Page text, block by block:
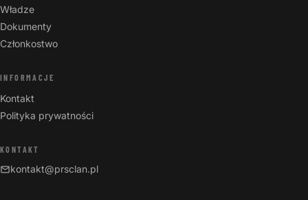
Władze
Dokumenty
Członkostwo
INFORMACJE
Kontakt
Polityka prywatności
KONTAKT
kontakt@prsclan.pl